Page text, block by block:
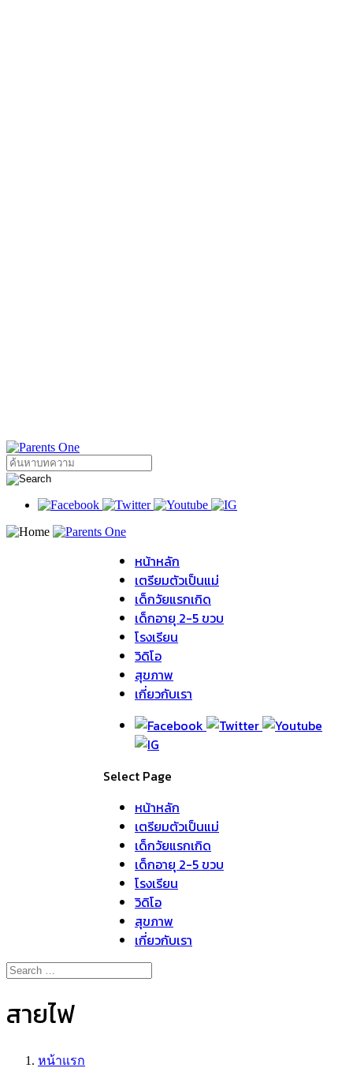
หน้าหลัก
เตรียมตัวเป็นแม่
เด็กวัยแรกเกิด
เด็กอายุ 2-5 ขวบ
โรงเรียน
วิดิโอ
สุขภาพ
เกี่ยวกับเรา
Select Page
หน้าหลัก
เตรียมตัวเป็นแม่
เด็กวัยแรกเกิด
เด็กอายุ 2-5 ขวบ
โรงเรียน
วิดิโอ
สุขภาพ
เกี่ยวกับเรา
สายไฟ
หน้าแรก